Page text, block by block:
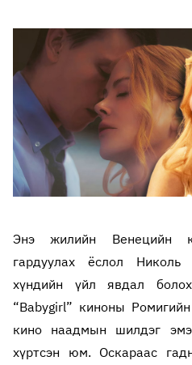
Энэ жилийн Венецийн
гардуулах ёслол
хүндийн үйл явдал
“Babygirl” киноны
кино наадмын шилдэг
хүртсэн юм. Оскараас